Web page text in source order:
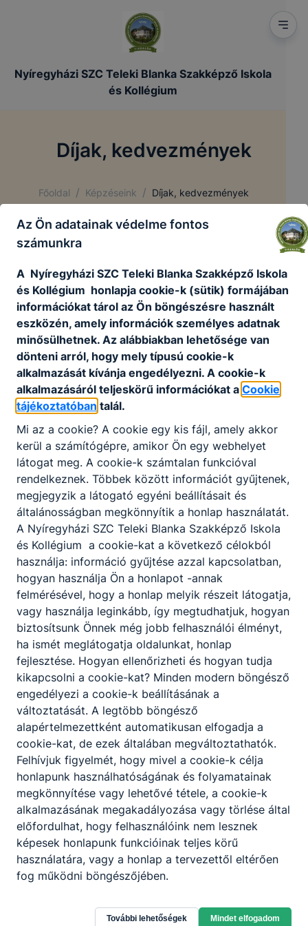
Nyíregyházi SZC Teleki Blanka Szakképző Iskola
és Kollégium
Díjak, kedvezmények
Főoldal / Képzéseink / Díjak, kedvezmények
Térítési- és tandíj fizetési szabáyzat
Szabályzat letöltése
Partnereink
Iskola és Kollégium
Az Ön adatainak védelme fontos
számunkra
A Nyíregyházi SZC Teleki Blanka Szakképző Iskola
és Kollégium honlapja cookie-k (sütik) formájában
információkat tárol az Ön böngészésre használt
eszközén, amely információk személyes adatnak
minősülhetnek. Az alábbiakban lehetősége van
dönteni arról, hogy mely típusú cookie-k
alkalmazását kívánja engedélyezni. A cookie-k
alkalmazásáról teljeskörű információkat a Cookie
tájékoztatóban talál.
Mi az a cookie? A cookie egy kis fájl, amely akkor
kerül a számítógépre, amikor Ön egy webhelyet
látogat meg. A cookie-k számtalan funkcióval
rendelkeznek. Többek között információt gyűjtenek,
megjegyzik a látogató egyéni beállításait és
általánosságban megkönnyítik a honlap használatát.
A Nyíregyházi SZC Teleki Blanka Szakképző Iskola
és Kollégium a cookie-kat a következő célokból
használja: információ gyűjtése azzal kapcsolatban,
hogyan használja Ön a honlapot -annak
felmérésével, hogy a honlap melyik részeit látogatja,
vagy használja leginkább, így megtudhatjuk, hogyan
biztosítsunk Önnek még jobb felhasználói élményt,
ha ismét meglátogatja oldalunkat, honlap
fejlesztése. Hogyan ellenőrizheti és hogyan tudja
kikapcsolni a cookie-kat? Minden modern böngésző
engedélyezi a cookie-k beállításának a
változtatását. A legtöbb böngésző
alapértelmezettként automatikusan elfogadja a
cookie-kat, de ezek általában megváltoztathatók.
Felhívjuk figyelmét, hogy mivel a cookie-k célja
honlapunk használhatóságának és folyamatainak
megkönnyítése vagy lehetővé tétele, a cookie-k
alkalmazásának megakadályozása vagy törlése által
előfordulhat, hogy felhasználóink nem lesznek
képesek honlapunk funkcióinak teljes körű
használatára, vagy a honlap a tervezettől eltérően
fog működni böngészőjében.
További lehetőségek Mindet elfogadom